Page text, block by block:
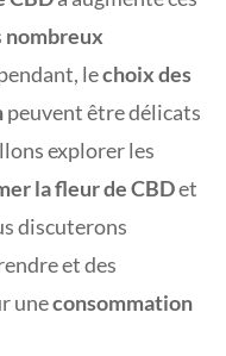
nombreux
lechoix des
peuvent être délicats
explorer les
la fleur de CBDet
discuterons
et des
uneconsommation